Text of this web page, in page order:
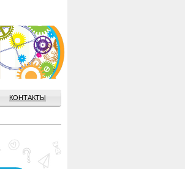
КОНТАКТЫ